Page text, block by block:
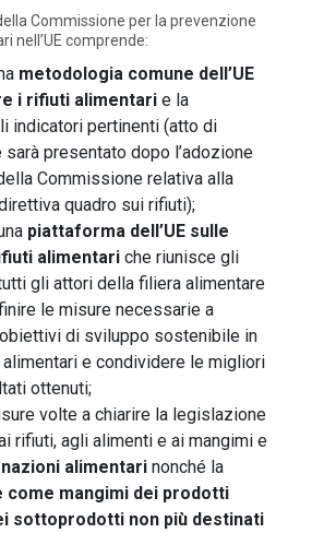
della Commissione per la prevenzione
nell’UE comprende:
metodologia comune dell’UE
i rifiuti alimentari e la
indicatori pertinenti (atto di
presentato dopo l’adozione
Commissione relativa alla
quadro sui rifiuti);
piattaforma dell’UE sulle
alimentari che riunisce gli
gli attori della filiera alimentare
le misure necessarie a
di sviluppo sostenibile in
e condividere le migliori
ottenuti;
volte a chiarire la legislazione
rifiuti, agli alimenti e ai mangimi e
alimentari nonché la
come mangimi dei prodotti
sottoprodotti non più destinati